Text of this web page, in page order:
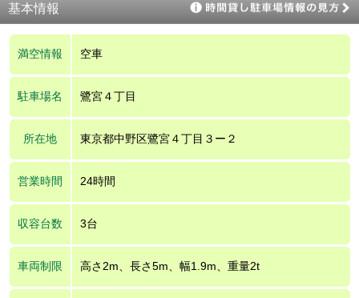
基本情報
満空情報 空車
駐車場名 鷺宮４丁目
所在地 東京都中野区鷺宮４丁目３ー２
営業時間 24時間
収容台数 3台
車両制限 高さ2m、長さ5m、幅1.9m、重量2t